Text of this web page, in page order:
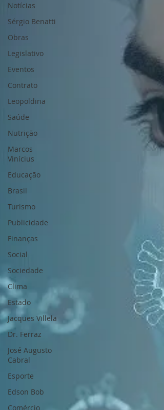
Notícias
Sérgio Benatti
Obras
Legislativo
Eventos
Contrato
Leopoldina
Saúde
Nutrição
Marcos
Vinícius
Educação
Brasil
Turismo
Publicidade
Finanças
Social
Sociedade
Clima
Estado
Jacques Villela
Dr. Ferraz
José Augusto
Cabral
Esporte
Edson Bob
Comércio